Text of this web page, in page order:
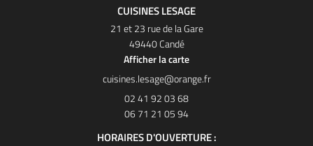
CUISINES LESAGE
21 et 23 rue de la Gare
49440 Candé
Afficher la carte
02 41 92 03 68
06 71 21 05 94
HORAIRES D'OUVERTURE :